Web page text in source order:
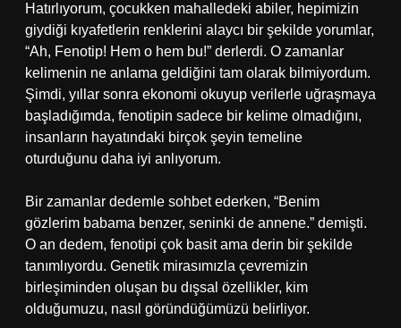
Hatırlıyorum, çocukken mahalledeki abiler, hepimizin
giydiği kıyafetlerin renklerini alaycı bir şekilde yorumlar,
“Ah, Fenotip! Hem o hem bu!” derlerdi. O zamanlar
kelimenin ne anlama geldiğini tam olarak bilmiyordum.
Şimdi, yıllar sonra ekonomi okuyup verilerle uğraşmaya
başladığımda, fenotipin sadece bir kelime olmadığını,
insanların hayatındaki birçok şeyin temeline
oturduğunu daha iyi anlıyorum.
Bir zamanlar dedemle sohbet ederken, “Benim
gözlerim babama benzer, seninki de annene.” demişti.
O an dedem, fenotipi çok basit ama derin bir şekilde
tanımlıyordu. Genetik mirasımızla çevremizin
birleşiminden oluşan bu dışsal özellikler, kim
olduğumuzu, nasıl göründüğümüzü belirliyor.